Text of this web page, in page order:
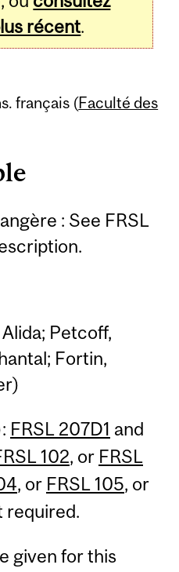
récent.
français (Faculté des
: See FRSL
Petcoff,
Fortin,
FRSL 207D1 and
102, or FRSL
, or FRSL 105, or
required.
given for this